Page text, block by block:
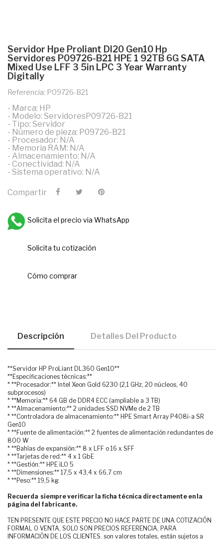
Servidor Hpe Proliant Dl20 Gen10 Hp
Servidores P09726-B21 HPE 1 92TB 6G SATA
Mixed Use LFF 3 5in LPC 3 Year Warranty
Digitally
Referencia: P09726-B21
- Marca: HP
- Modelo: ServidoresP09726-B21
- Tipo: Servidor
- Número de pieza: P09726-B21
- Procesador: N/A
- Memoria RAM: N/A
- Almacenamiento: N/A
- Conectividad: N/A
- Sistema operativo: N/A
Compartir
Solicita el precio via WhatsApp
Solicita tu cotización
Cómo comprar
Descripción Detalles Del Producto
**Servidor HP ProLiant DL360 Gen10**
**Especificaciones técnicas:**
* **Procesador:** Intel Xeon Gold 6230 (2,1 GHz, 20 núcleos, 40
subprocesos)
* **Memoria:** 64 GB de DDR4 ECC (ampliable a 3 TB)
* **Almacenamiento:** 2 unidades SSD NVMe de 2 TB
* **Controladora de almacenamiento:** HPE Smart Array P408i-a SR
Gen10
* **Fuente de alimentación:** 2 fuentes de alimentación redundantes de
800 W
* **Bahías de expansión:** 8 x LFF o 16 x SFF
* **Tarjetas de red:** 4 x 1 GbE
* **Gestión:** HPE iLO 5
* **Dimensiones:** 17,5 x 43,4 x 66,7 cm
* **Peso:** 19,5 kg
Recuerda siempre verificar la ficha técnica directamente en la
página del fabricante.
TEN PRESENTE QUE ESTE PRECIO NO HACE PARTE DE UNA COTIZACIÓN
FORMAL O VENTA, SOLO SON PRECIOS REFERENCIA, PARA
INFORMACIÓN DE LOS CLIENTES. son valores totales, están sujetos a